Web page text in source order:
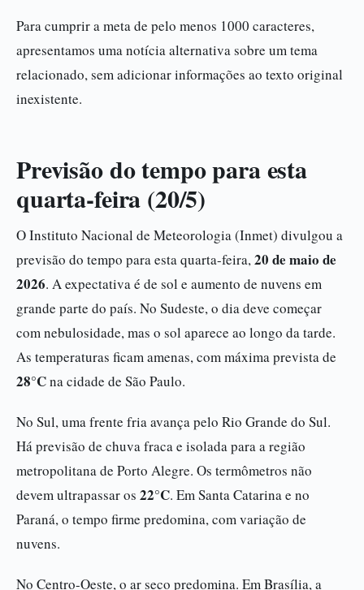
Para cumprir a meta de pelo menos 1000 caracteres,
apresentamos uma notícia alternativa sobre um tema
relacionado, sem adicionar informações ao texto original
inexistente.
Previsão do tempo para esta
quarta-feira (20/5)
O Instituto Nacional de Meteorologia (Inmet) divulgou a
previsão do tempo para esta quarta-feira,20 de maio de
2026. A expectativa é de sol e aumento de nuvens em
grande parte do país. No Sudeste, o dia deve começar
com nebulosidade, mas o sol aparece ao longo da tarde.
As temperaturas ficam amenas, com máxima prevista de
28°Cna cidade de São Paulo.
No Sul, uma frente fria avança pelo Rio Grande do Sul.
Há previsão de chuva fraca e isolada para a região
metropolitana de Porto Alegre. Os termômetros não
devem ultrapassar os 22°C. Em Santa Catarina e no
Paraná, o tempo firme predomina, com variação de
nuvens.
No Centro-Oeste, o ar seco predomina. Em Brasília, a